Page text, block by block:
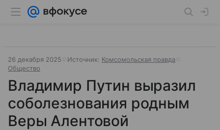
26 декабря 2025 Источник: Комсомольская правда
Общество
Владимир Путин выразил
соболезнования родным
Веры Алентовой